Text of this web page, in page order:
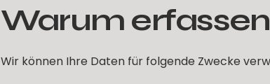
Warum
Wir können Ihre Daten für folgende Zwecke